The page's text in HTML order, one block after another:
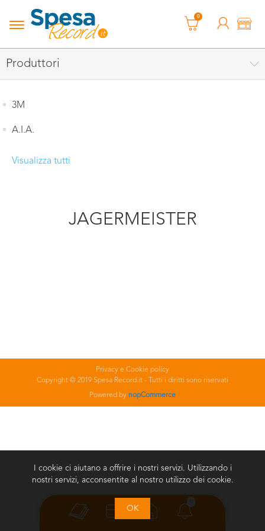
0
Produttori
3M
A.I.A.
Visualizza tutti
JAGERMEISTER
Privacy e Cookie policy
Copyright © 2019 Spesa Record.it - Tutti i diritti sono riservati
Powered by nopCommerce
I cookie ci aiutano a offrire i nostri servizi. Utilizzando i
nostri servizi, acconsentite al nostro utilizzo dei cookie.
OK